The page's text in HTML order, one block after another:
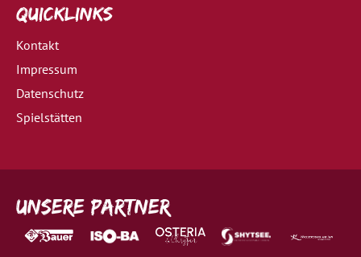
Quicklinks
Kontakt
Impressum
Datenschutz
Spielstätten
Unsere Partner